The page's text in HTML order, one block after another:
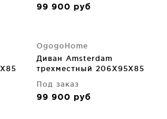
99 900 руб
OgogoHome
Диван Amsterdam
трехместный 206X95X85
Под заказ
99 900 руб